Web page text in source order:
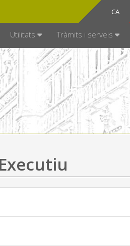
CA
ES
Utilitats Tràmits i serveis